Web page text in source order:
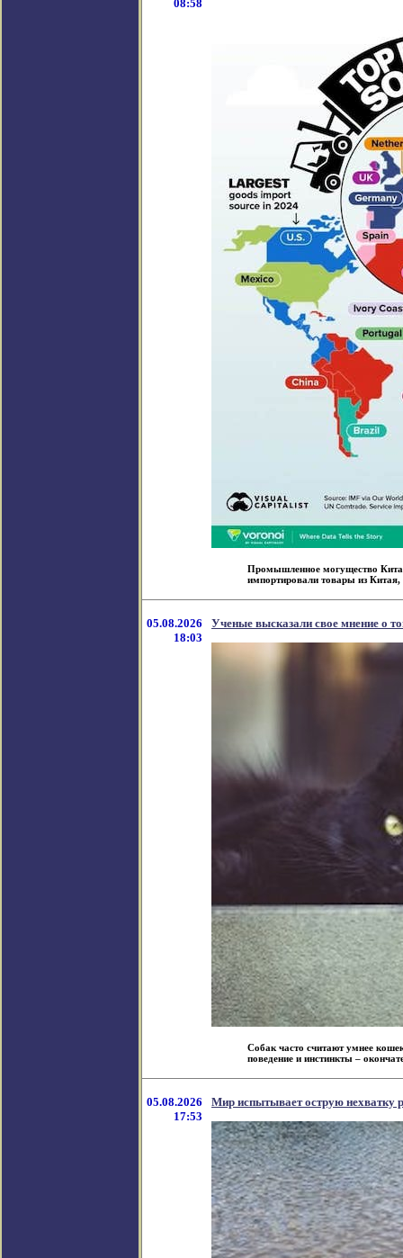
08:58
Промышленное могущество
импортировали товары из Китая,
05.08.2026
18:03
Ученые высказали свое мнение о
Собак часто считают умнее
поведение и инстинкты –
05.08.2026
17:53
Мир испытывает острую нехватку